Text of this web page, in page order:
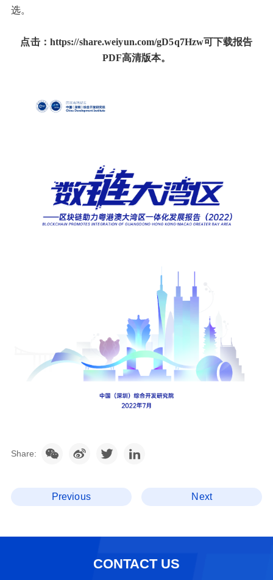
选。
点击： https://share.weiyun.com/gD5q7Hzw可下载报告
PDF高清版本。
Share:
Previous Next
CONTACT US